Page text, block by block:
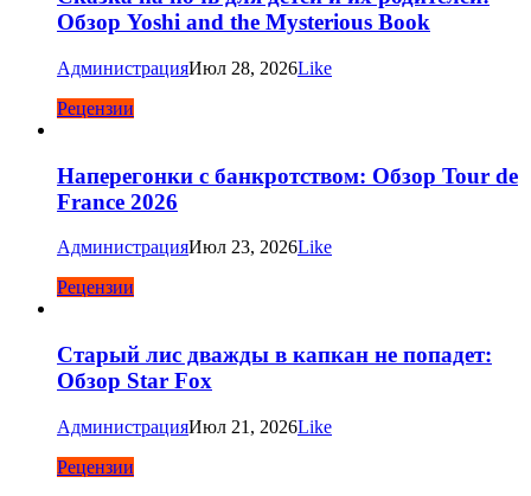
Обзор Yoshi and the Mysterious Book
АдминистрацияИюл 28, 2026Like
Рецензии
Наперегонки с банкротством: Обзор Tour de
France 2026
АдминистрацияИюл 23, 2026Like
Рецензии
Старый лис дважды в капкан не попадет:
Обзор Star Fox
АдминистрацияИюл 21, 2026Like
Рецензии